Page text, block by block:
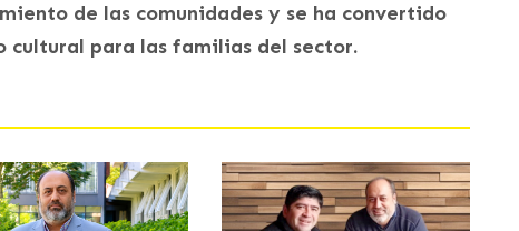
de las comunidades y se ha convertido
cultural para las familias del sector.